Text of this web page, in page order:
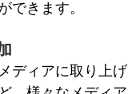
できます。
ディアに取り上